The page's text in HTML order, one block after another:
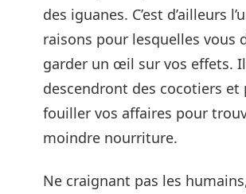
des iguanes. C’est d’ailleurs
raisons pour lesquelles vous
garder un œil sur vos effets.
descendront des cocotiers et
fouiller vos affaires pour
moindre nourriture.
Ne craignant pas les